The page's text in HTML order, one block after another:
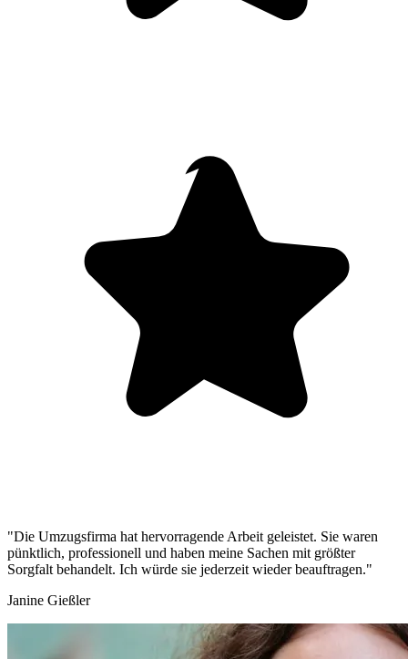
"Die Umzugsfirma hat hervorragende Arbeit geleistet. Sie waren
pünktlich, professionell und haben meine Sachen mit größter
Sorgfalt behandelt. Ich würde sie jederzeit wieder beauftragen."
Janine Gießler